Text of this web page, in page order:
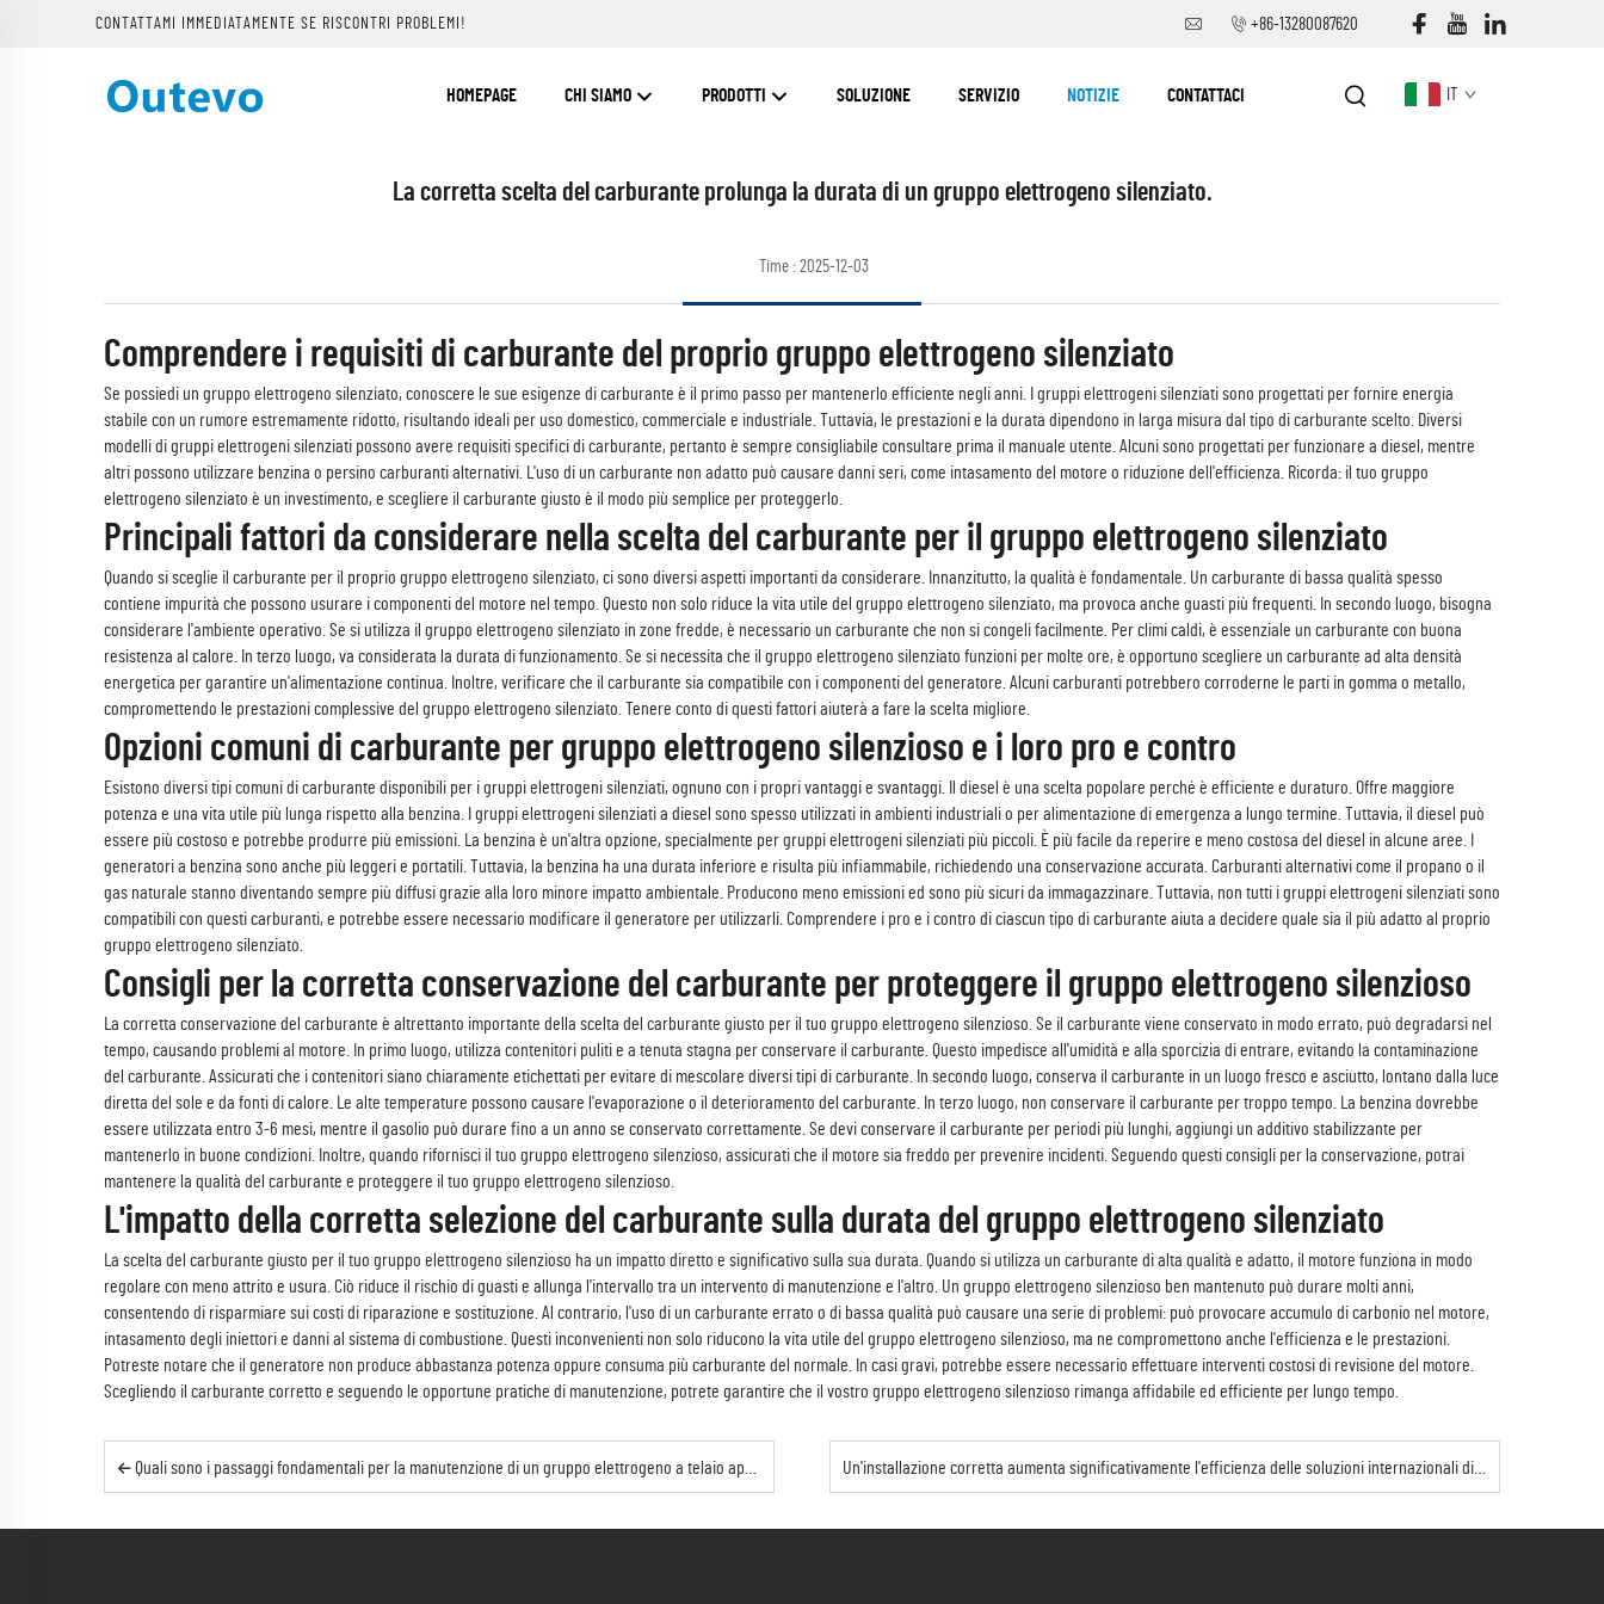
CONTATTAMI IMMEDIATAMENTE SE RISCONTRI PROBLEMI! +86-13280087620
HOMEPAGE CHI SIAMO PRODOTTI SOLUZIONE SERVIZIO NOTIZIE CONTATTACI
La corretta scelta del carburante prolunga la durata di un gruppo elettrogeno silenziato.
Time : 2025-12-03
Comprendere i requisiti di carburante del proprio gruppo elettrogeno silenziato
Se possiedi un gruppo elettrogeno silenziato, conoscere le sue esigenze di carburante è il primo passo per mantenerlo efficiente negli anni. I gruppi elettrogeni silenziati sono progettati per fornire energia
stabile con un rumore estremamente ridotto, risultando ideali per uso domestico, commerciale e industriale. Tuttavia, le prestazioni e la durata dipendono in larga misura dal tipo di carburante scelto. Diversi
modelli di gruppi elettrogeni silenziati possono avere requisiti specifici di carburante, pertanto è sempre consigliabile consultare prima il manuale utente. Alcuni sono progettati per funzionare a diesel, mentre
altri possono utilizzare benzina o persino carburanti alternativi. L'uso di un carburante non adatto può causare danni seri, come intasamento del motore o riduzione dell'efficienza. Ricorda: il tuo gruppo
elettrogeno silenziato è un investimento, e scegliere il carburante giusto è il modo più semplice per proteggerlo.
Principali fattori da considerare nella scelta del carburante per il gruppo elettrogeno silenziato
Quando si sceglie il carburante per il proprio gruppo elettrogeno silenziato, ci sono diversi aspetti importanti da considerare. Innanzitutto, la qualità è fondamentale. Un carburante di bassa qualità spesso
contiene impurità che possono usurare i componenti del motore nel tempo. Questo non solo riduce la vita utile del gruppo elettrogeno silenziato, ma provoca anche guasti più frequenti. In secondo luogo, bisogna
considerare l'ambiente operativo. Se si utilizza il gruppo elettrogeno silenziato in zone fredde, è necessario un carburante che non si congeli facilmente. Per climi caldi, è essenziale un carburante con buona
resistenza al calore. In terzo luogo, va considerata la durata di funzionamento. Se si necessita che il gruppo elettrogeno silenziato funzioni per molte ore, è opportuno scegliere un carburante ad alta densità
energetica per garantire un'alimentazione continua. Inoltre, verificare che il carburante sia compatibile con i componenti del generatore. Alcuni carburanti potrebbero corroderne le parti in gomma o metallo,
compromettendo le prestazioni complessive del gruppo elettrogeno silenziato. Tenere conto di questi fattori aiuterà a fare la scelta migliore.
Opzioni comuni di carburante per gruppo elettrogeno silenzioso e i loro pro e contro
Esistono diversi tipi comuni di carburante disponibili per i gruppi elettrogeni silenziati, ognuno con i propri vantaggi e svantaggi. Il diesel è una scelta popolare perché è efficiente e duraturo. Offre maggiore
potenza e una vita utile più lunga rispetto alla benzina. I gruppi elettrogeni silenziati a diesel sono spesso utilizzati in ambienti industriali o per alimentazione di emergenza a lungo termine. Tuttavia, il diesel può
essere più costoso e potrebbe produrre più emissioni. La benzina è un'altra opzione, specialmente per gruppi elettrogeni silenziati più piccoli. È più facile da reperire e meno costosa del diesel in alcune aree. I
generatori a benzina sono anche più leggeri e portatili. Tuttavia, la benzina ha una durata inferiore e risulta più infiammabile, richiedendo una conservazione accurata. Carburanti alternativi come il propano o il
gas naturale stanno diventando sempre più diffusi grazie alla loro minore impatto ambientale. Producono meno emissioni ed sono più sicuri da immagazzinare. Tuttavia, non tutti i gruppi elettrogeni silenziati sono
compatibili con questi carburanti, e potrebbe essere necessario modificare il generatore per utilizzarli. Comprendere i pro e i contro di ciascun tipo di carburante aiuta a decidere quale sia il più adatto al proprio
gruppo elettrogeno silenziato.
Consigli per la corretta conservazione del carburante per proteggere il gruppo elettrogeno silenzioso
La corretta conservazione del carburante è altrettanto importante della scelta del carburante giusto per il tuo gruppo elettrogeno silenzioso. Se il carburante viene conservato in modo errato, può degradarsi nel
tempo, causando problemi al motore. In primo luogo, utilizza contenitori puliti e a tenuta stagna per conservare il carburante. Questo impedisce all'umidità e alla sporcizia di entrare, evitando la contaminazione
del carburante. Assicurati che i contenitori siano chiaramente etichettati per evitare di mescolare diversi tipi di carburante. In secondo luogo, conserva il carburante in un luogo fresco e asciutto, lontano dalla luce
diretta del sole e da fonti di calore. Le alte temperature possono causare l'evaporazione o il deterioramento del carburante. In terzo luogo, non conservare il carburante per troppo tempo. La benzina dovrebbe
essere utilizzata entro 3-6 mesi, mentre il gasolio può durare fino a un anno se conservato correttamente. Se devi conservare il carburante per periodi più lunghi, aggiungi un additivo stabilizzante per
mantenerlo in buone condizioni. Inoltre, quando rifornisci il tuo gruppo elettrogeno silenzioso, assicurati che il motore sia freddo per prevenire incidenti. Seguendo questi consigli per la conservazione, potrai
mantenere la qualità del carburante e proteggere il tuo gruppo elettrogeno silenzioso.
L'impatto della corretta selezione del carburante sulla durata del gruppo elettrogeno silenziato
La scelta del carburante giusto per il tuo gruppo elettrogeno silenzioso ha un impatto diretto e significativo sulla sua durata. Quando si utilizza un carburante di alta qualità e adatto, il motore funziona in modo
regolare con meno attrito e usura. Ciò riduce il rischio di guasti e allunga l'intervallo tra un intervento di manutenzione e l'altro. Un gruppo elettrogeno silenzioso ben mantenuto può durare molti anni,
consentendo di risparmiare sui costi di riparazione e sostituzione. Al contrario, l'uso di un carburante errato o di bassa qualità può causare una serie di problemi: può provocare accumulo di carbonio nel motore,
intasamento degli iniettori e danni al sistema di combustione. Questi inconvenienti non solo riducono la vita utile del gruppo elettrogeno silenzioso, ma ne compromettono anche l'efficienza e le prestazioni.
Potreste notare che il generatore non produce abbastanza potenza oppure consuma più carburante del normale. In casi gravi, potrebbe essere necessario effettuare interventi costosi di revisione del motore.
Scegliendo il carburante corretto e seguendo le opportune pratiche di manutenzione, potrete garantire che il vostro gruppo elettrogeno silenzioso rimanga affidabile ed efficiente per lungo tempo.
Quali sono i passaggi fondamentali per la manutenzione di un gruppo elettrogeno a telaio aperto in ambienti difficili?